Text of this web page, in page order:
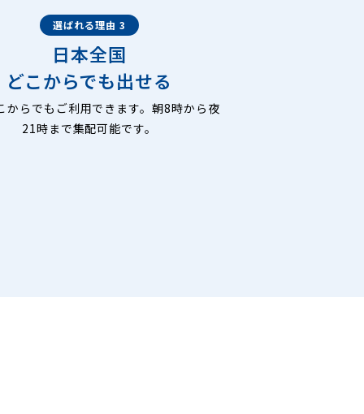
選ばれる理由 3
日本全国
どこからでも出せる
からでもご利用できます。朝8時から夜
21時まで集配可能です。